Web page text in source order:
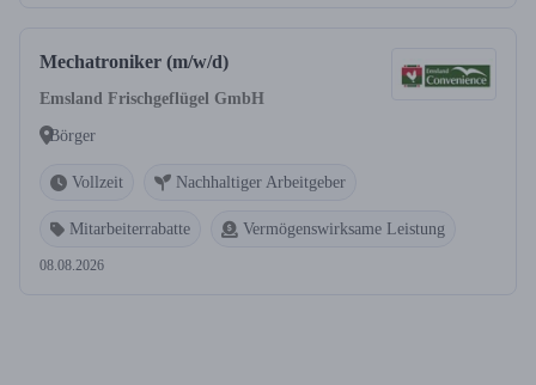
Mechatroniker (m/w/d)
Emsland Frischgeflügel GmbH
Börger
Vollzeit Nachhaltiger Arbeitgeber
Mitarbeiterrabatte Vermögenswirksame Leistung
08.08.2026